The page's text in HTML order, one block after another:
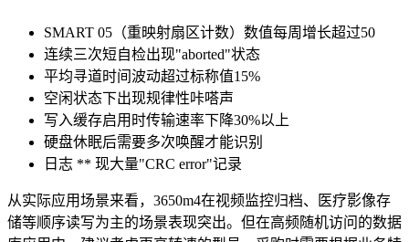
SMART 05（重映射扇区计数）数值每周增长超过50
连续三次短自检出现"aborted"状态
平均寻道时间波动超过标称值15%
空闲状态下出现规律性咔嗒声
写入缓存启用时传输速率下降30%以上
硬盘休眠后需要多次唤醒才能识别
日志 ** 现大量"CRC error"记录
从实际应用场景来看，3650m4在视频监控归档、医疗影像存
储等顺序读写为主的场景表现突出。但在高频随机访问的数据